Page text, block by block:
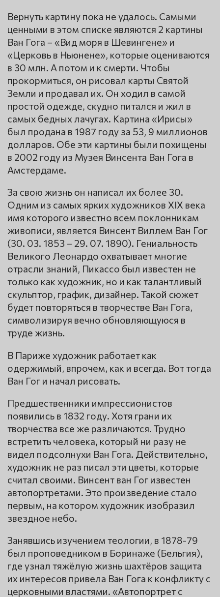
Вернуть картину пока не удалось. Самыми
ценными в этом списке являются 2 картины
Ван Гога – «Вид моря в Шевингене» и
«Церковь в Ньюнене», которые оцениваются
в 30 млн. А потом и к смерти. Чтобы
прокормиться, он рисовал карты Святой
Земли и продавал их. Он ходил в самой
простой одежде, скудно питался и жил в
самых бедных лачугах. Картина «Ирисы»
был продана в 1987 году за 53, 9 миллионов
долларов. Обе эти картины были похищены
в 2002 году из Музея Винсента Ван Гога в
Амстердаме.
За свою жизнь он написал их более 30.
Одним из самых ярких художников XIX века
имя которого известно всем поклонникам
живописи, является Винсент Виллем Ван Гог
(30. 03. 1853 – 29. 07. 1890). Гениальность
Великого Леонардо охватывает многие
отрасли знаний, Пикассо был известен не
только как художник, но и как талантливый
скульптор, график, дизайнер. Такой сюжет
будет повторяться в творчестве Ван Гога,
символизируя вечно обновляющуюся в
труде жизнь.
В Париже художник работает как
одержимый, впрочем, как и всегда. Вот тогда
Ван Гог и начал рисовать.
Предшественники импрессионистов
появились в 1832 году. Хотя грани их
творчества все же различаются. Трудно
встретить человека, который ни разу не
видел подсолнухи Ван Гога. Действительно,
художник не раз писал эти цветы, которые
считал своими. Винсент ван Гог известен
автопортретами. Это произведение стало
первым, на котором художник изобразил
звездное небо.
Занявшись изучением теологии, в 1878-79
был проповедником в Боринаже (Бельгия),
где узнал тяжёлую жизнь шахтёров защита
их интересов привела Ван Гога к конфликту с
церковными властями. «Автопортрет с